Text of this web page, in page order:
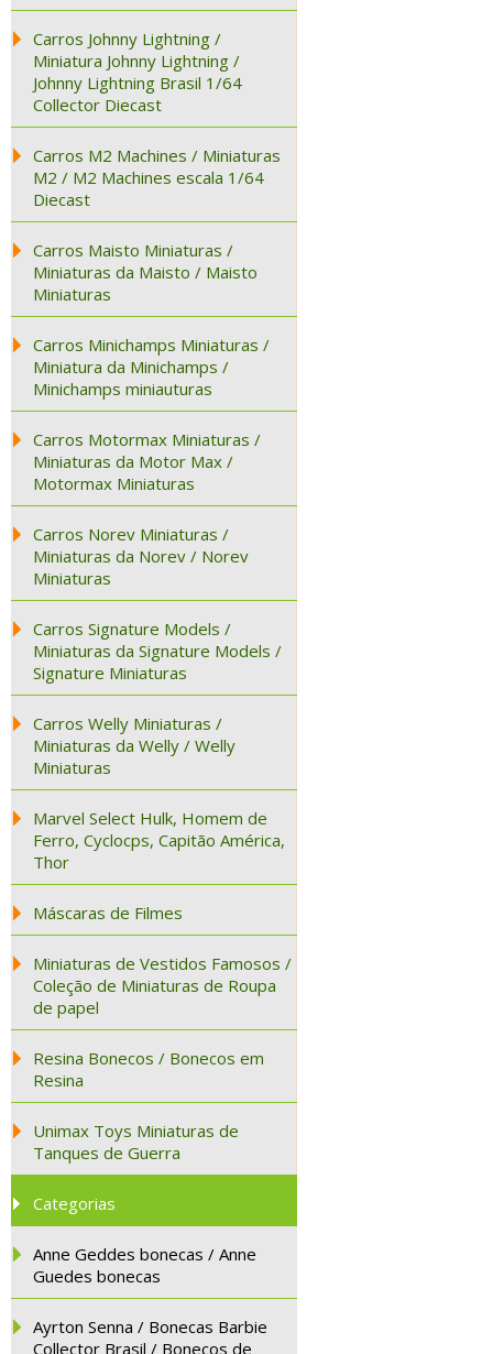
Carros Johnny Lightning /
Miniatura Johnny Lightning /
Johnny Lightning Brasil 1/64
Collector Diecast
Carros M2 Machines / Miniaturas
M2 / M2 Machines escala 1/64
Diecast
Carros Maisto Miniaturas /
Miniaturas da Maisto / Maisto
Miniaturas
Carros Minichamps Miniaturas /
Miniatura da Minichamps /
Minichamps miniauturas
Carros Motormax Miniaturas /
Miniaturas da Motor Max /
Motormax Miniaturas
Carros Norev Miniaturas /
Miniaturas da Norev / Norev
Miniaturas
Carros Signature Models /
Miniaturas da Signature Models /
Signature Miniaturas
Carros Welly Miniaturas /
Miniaturas da Welly / Welly
Miniaturas
Marvel Select Hulk, Homem de
Ferro, Cyclocps, Capitão América,
Thor
Máscaras de Filmes
Miniaturas de Vestidos Famosos /
Coleção de Miniaturas de Roupa
de papel
Resina Bonecos / Bonecos em
Resina
Unimax Toys Miniaturas de
Tanques de Guerra
Categorias
Anne Geddes bonecas / Anne
Guedes bonecas
Ayrton Senna / Bonecas Barbie
Collector Brasil / Bonecos de